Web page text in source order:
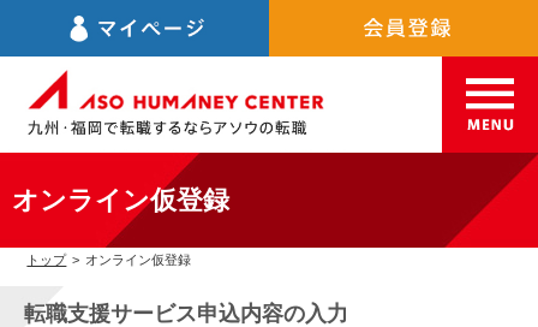
オンライン仮登録
トップ > オンライン仮登録
転職支援サービス申込内容の入力